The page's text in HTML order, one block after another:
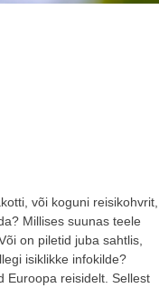
või koguni reisikohvrit,
Millises suunas teele
on piletid juba sahtlis,
isiklikke infokilde?
Euroopa reisidelt. Sellest